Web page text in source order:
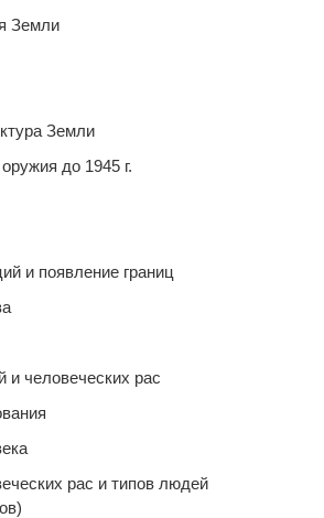
Земли
Земли
до 1945 г.
и появление границ
человеческих рас
рас и типов людей